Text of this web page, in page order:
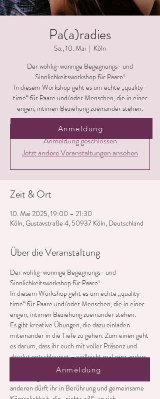
Pa(a)radies
Sa., 10. Mai
  |
Köln
Der wohlig-wonnige Begegnungs- und
Sinnlichkeitsworkshop für Paare!
In diesem Workshop geht es um echte „quality-
time“ für Paare und/oder Menschen, die in einer
engen, intimen Beziehung zueinander stehen.
Anmeldung geschlossen
Jetzt andere Veranstaltungen ansehen
Zeit & Ort
10. Mai 2025, 19:00 – 21:30
Köln, Gustavstraße 4, 50937 Köln, Deutschland
Über die Veranstaltung
Der wohlig-wonnige Begegnungs- und
Sinnlichkeitsworkshop für Paare!
In diesem Workshop geht es um echte „quality-
time“ für Paare und/oder Menschen, die in einer
engen, intimen Beziehung zueinander stehen.
Es gibt kreative Übungen, die dazu einladen
miteinander in die Tiefe zu gehen. Zum einen geht
es darum, dass ihr euch mit voller Präsenz und
absolut entschleunigt – vielleicht mal ganz anders
als im Alltag – begegnen könnt, darum euch ohne
anderen dürft ihr in Berührung und gemeinsame
Anmeldung
Anmeldung